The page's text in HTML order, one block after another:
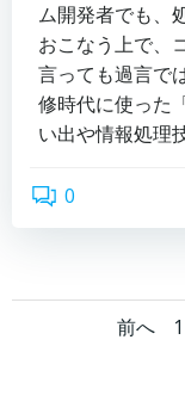
ム開発者でも、
おこなう上で、
言っても過言で
修時代に使った
い出や情報処理
0
Posts
前へ 1